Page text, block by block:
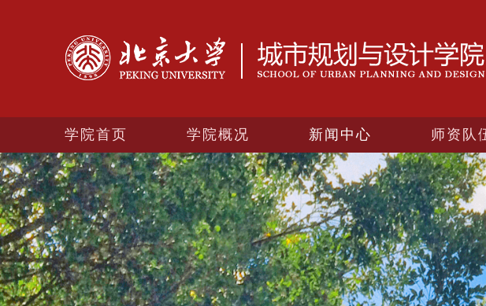
学院首页 学院概况 新闻中心 师资队